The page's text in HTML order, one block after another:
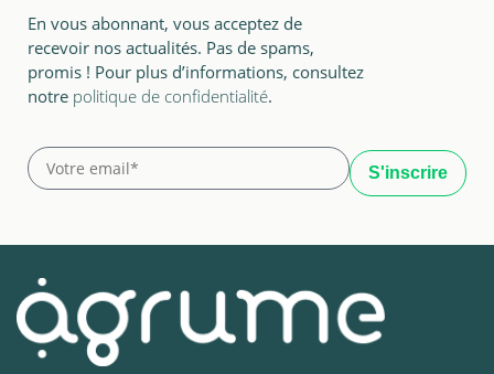
En vous abonnant, vous acceptez de
recevoir nos actualités. Pas de spams,
promis ! Pour plus d’informations, consultez
notre politique de confidentialité.